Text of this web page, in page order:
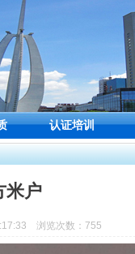
认证培训
米户
浏览次数：755